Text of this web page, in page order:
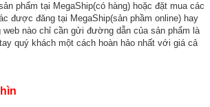
phẩm tại MegaShip(có hàng) hoặc đặt mua các
được đăng tại MegaShip(sản phầm online) hay
nào chỉ cần gửi đường dẫn của sản phẩm là
quý khách một cách hoàn hảo nhất với giá cả